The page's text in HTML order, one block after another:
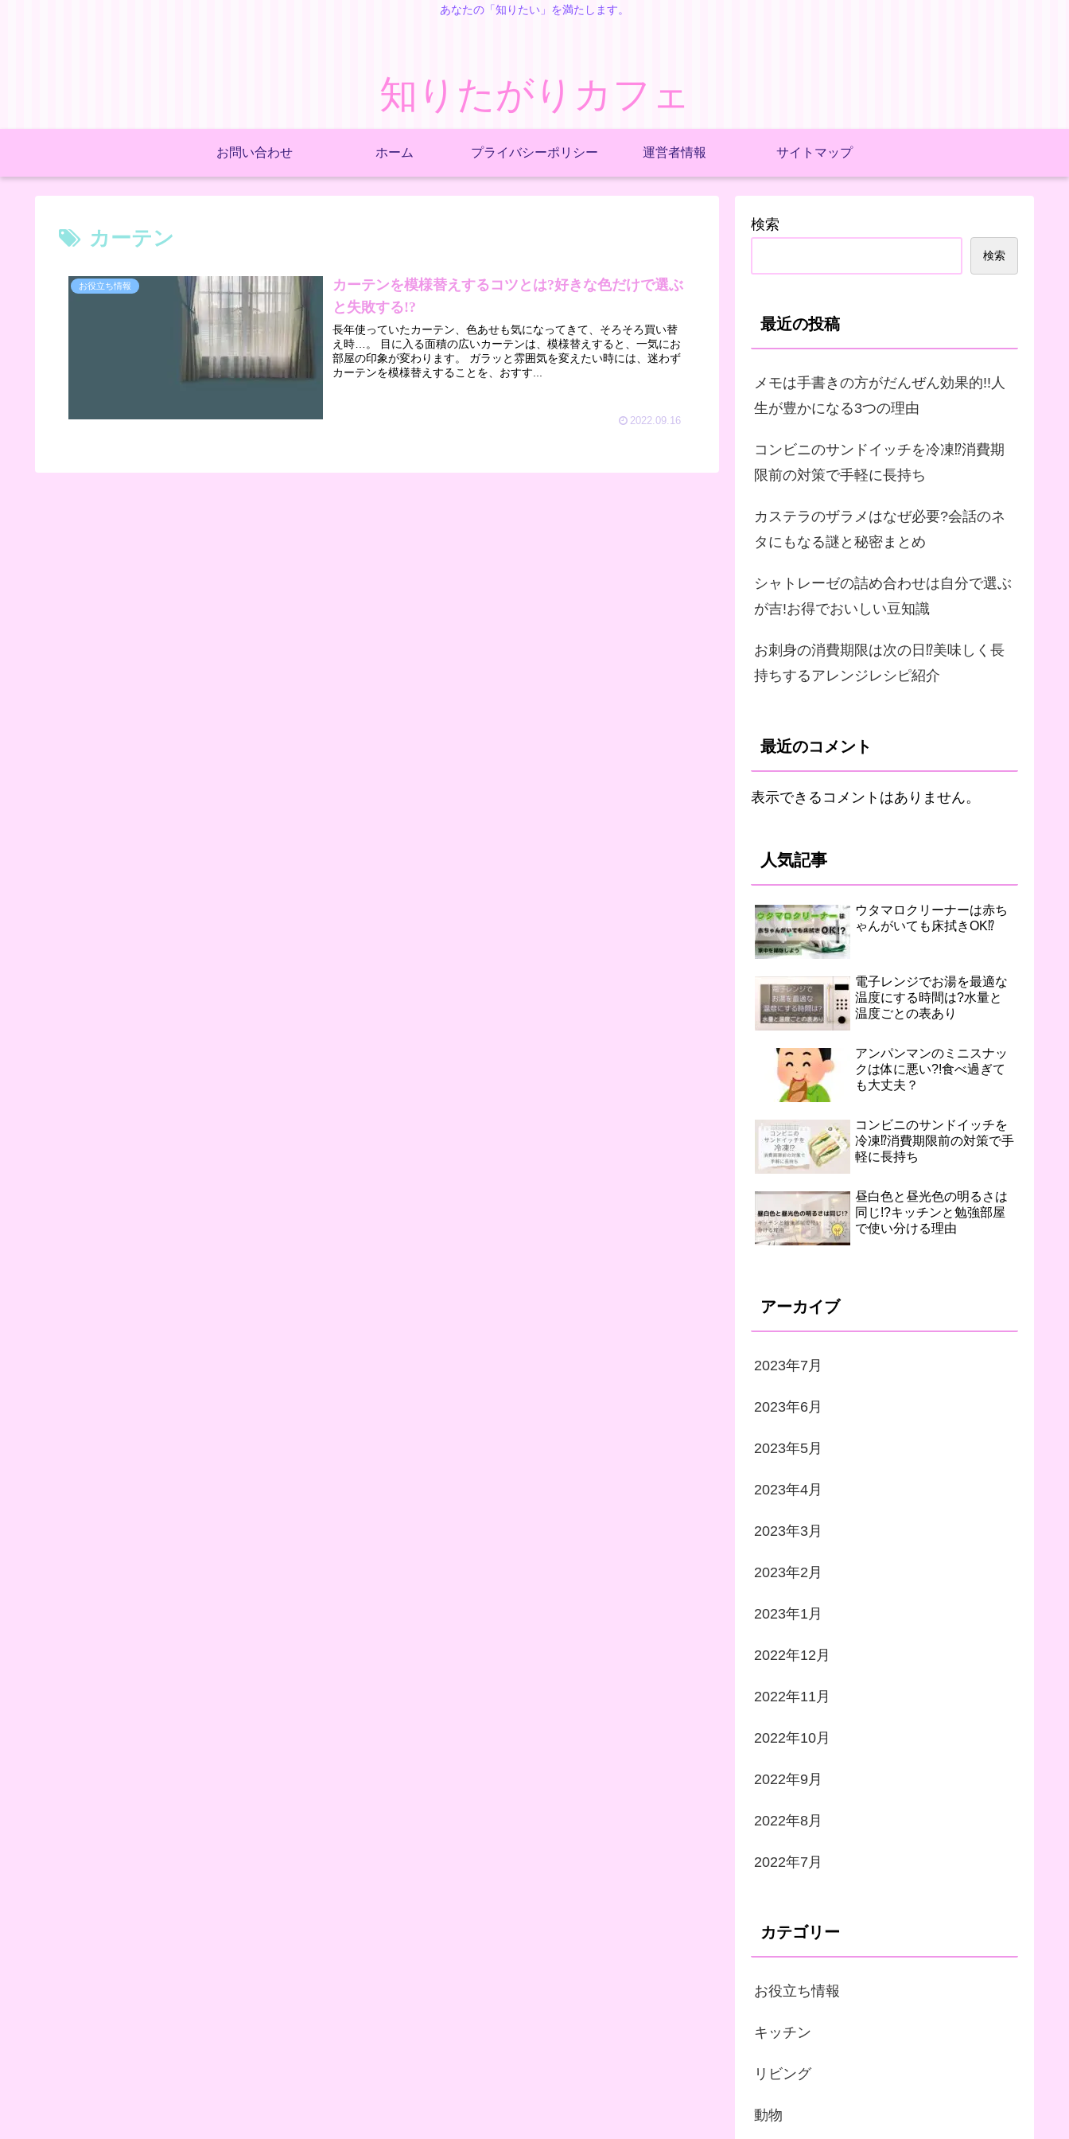
あなたの「知りたい」を満たします。
知りたがりカフェ
お問い合わせ ホーム プライバシーポリシー 運営者情報 サイトマップ
カーテン
お役立ち情報
カーテンを模様替えするコツとは?好きな色だけで選ぶ
と失敗する!?
長年使っていたカーテン、色あせも気になってきて、そろそろ買い替
え時…。 目に入る面積の広いカーテンは、模様替えすると、一気にお
部屋の印象が変わります。 ガラッと雰囲気を変えたい時には、迷わず
カーテンを模様替えすることを、おすす...
2022.09.16
検索
検索
最近の投稿
メモは手書きの方がだんぜん効果的!!人
生が豊かになる3つの理由
コンビニのサンドイッチを冷凍⁉︎消費期
限前の対策で手軽に長持ち
カステラのザラメはなぜ必要?会話のネ
タにもなる謎と秘密まとめ
シャトレーゼの詰め合わせは自分で選ぶ
が吉!お得でおいしい豆知識
お刺身の消費期限は次の日⁉︎美味しく長
持ちするアレンジレシピ紹介
最近のコメント
表示できるコメントはありません。
人気記事
ウタマロクリーナーは赤ち
ゃんがいても床拭きOK⁉︎
電子レンジでお湯を最適な
温度にする時間は?水量と
温度ごとの表あり
アンパンマンのミニスナッ
クは体に悪い?!食べ過ぎて
も大丈夫？
コンビニのサンドイッチを
冷凍⁉︎消費期限前の対策で手
軽に長持ち
昼白色と昼光色の明るさは
同じ!?キッチンと勉強部屋
で使い分ける理由
アーカイブ
2023年7月
2023年6月
2023年5月
2023年4月
2023年3月
2023年2月
2023年1月
2022年12月
2022年11月
2022年10月
2022年9月
2022年8月
2022年7月
カテゴリー
お役立ち情報
キッチン
リビング
動物